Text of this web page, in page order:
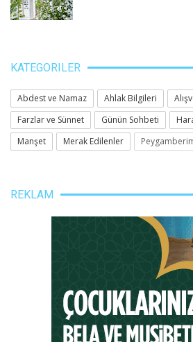
KATEGORILER
Abdest ve Namaz Ahlak Bilgileri
Farzlar ve Sünnet
Günün Sohbeti
Manşet
Merak Edilenler
REKLAM